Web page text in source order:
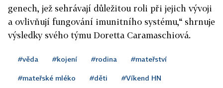
genech, jež sehrávají důležitou roli při jejich vývoji
a ovlivňují fungování imunitního systému,“ shrnuje
výsledky svého týmu Doretta Caramaschiová.
#věda #kojení #rodina #mateřství
#mateřské mléko #děti #Víkend HN